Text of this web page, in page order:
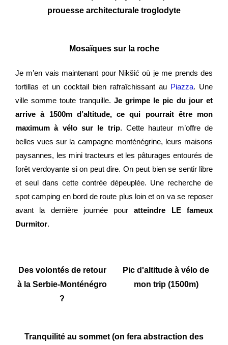
prouesse architecturale troglodyte
Mosaïques sur la roche
Je m’en vais maintenant pour Nikšić où je me prends des
tortillas et un cocktail bien rafraîchissant au Piazza. Une
ville somme toute tranquille. Je grimpe le pic du jour et
arrive à 1500m d’altitude, ce qui pourrait être mon
maximum à vélo sur le trip. Cette hauteur m’offre de
belles vues sur la campagne monténégrine, leurs maisons
paysannes, les mini tracteurs et les pâturages entourés de
forêt verdoyante si on peut dire. On peut bien se sentir libre
et seul dans cette contrée dépeuplée. Une recherche de
spot camping en bord de route plus loin et on va se reposer
avant la dernière journée pouratteindre LE fameux
Durmitor.
Des volontés de retour
à la Serbie-Monténégro
?
Pic d'altitude à vélo de
mon trip (1500m)
Tranquilité au sommet (on fera abstraction des